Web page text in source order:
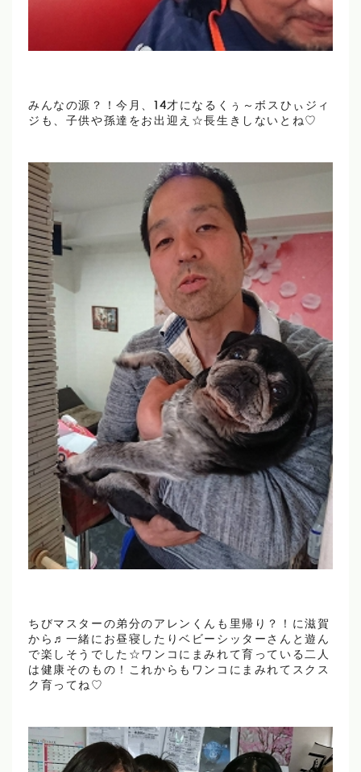
みんなの源？！今月、14才になるくぅ～ボスひぃジィ
ジも、子供や孫達をお出迎え☆長生きしないとね♡
ちびマスターの弟分のアレンくんも里帰り？！に滋賀
から♬一緒にお昼寝したりベビーシッターさんと遊ん
で楽しそうでした☆ワンコにまみれて育っている二人
は健康そのもの！これからもワンコにまみれてスクス
ク育ってね♡